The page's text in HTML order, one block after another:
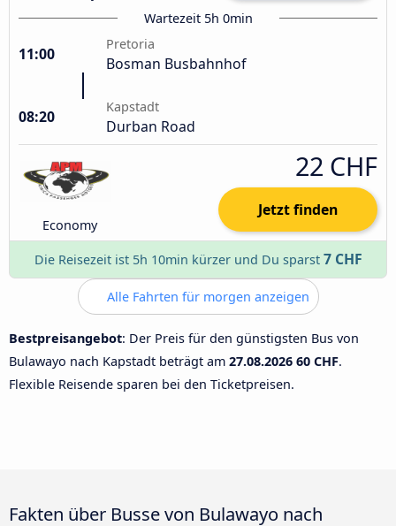
Wartezeit 5h 0min
11:00
Pretoria
Bosman Busbahnhof
08:20
Kapstadt
Durban Road
Economy
22 CHF
Jetzt finden
Die Reisezeit ist 5h 10min kürzer und Du sparst 7 CHF
Alle Fahrten für morgen anzeigen
Bestpreisangebot: Der Preis für den günstigsten Bus von
Bulawayo nach Kapstadt beträgt am 27.08.2026 60 CHF.
Flexible Reisende sparen bei den Ticketpreisen.
Fakten über Busse von Bulawayo nach